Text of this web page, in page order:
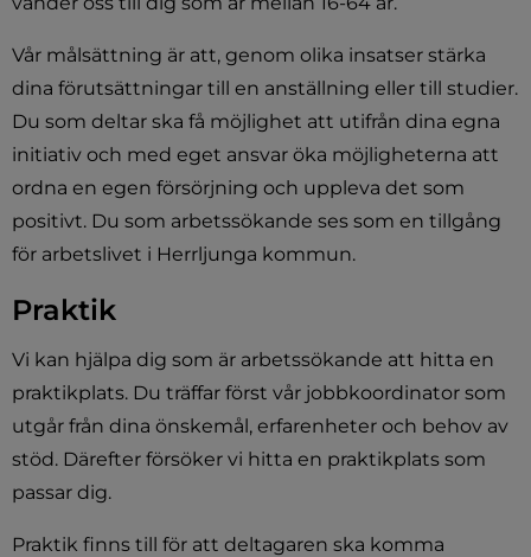
Vår målsättning är att, genom olika insatser stärka
dina förutsättningar till en anställning eller till studier.
Du som deltar ska få möjlighet att utifrån dina egna
initiativ och med eget ansvar öka möjligheterna att
ordna en egen försörjning och uppleva det som
positivt. Du som arbetssökande ses som en tillgång
för arbetslivet i Herrljunga kommun.
Praktik
Vi kan hjälpa dig som är arbetssökande att hitta en
praktikplats. Du träffar först vår jobbkoordinator som
utgår från dina önskemål, erfarenheter och behov av
stöd. Därefter försöker vi hitta en praktikplats som
passar dig.
Praktik finns till för att deltagaren ska komma